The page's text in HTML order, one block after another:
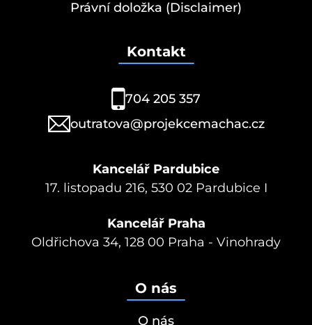
Právní doložka (Disclaimer)
Kontakt
704 205 357
outratova@projekcemachac.cz
Kancelář Pardubice
17. listopadu 216, 530 02 Pardubice I
Kancelář Praha
Oldřichova 34, 128 00 Praha - Vinohrady
O nás
O nás